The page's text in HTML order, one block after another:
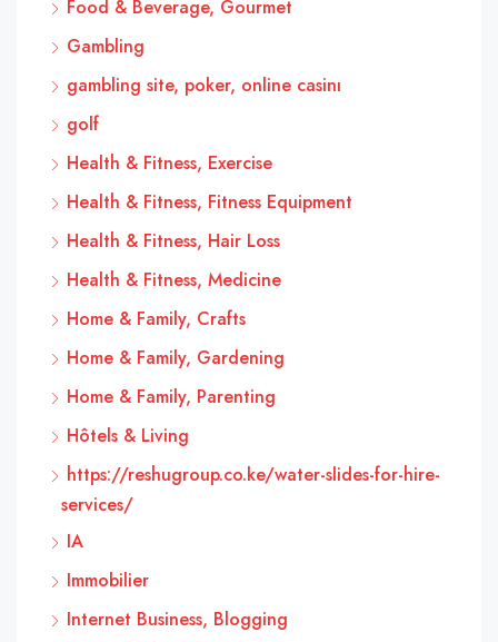
Food & Beverage, Gourmet
Gambling
gambling site, poker, online casinı
golf
Health & Fitness, Exercise
Health & Fitness, Fitness Equipment
Health & Fitness, Hair Loss
Health & Fitness, Medicine
Home & Family, Crafts
Home & Family, Gardening
Home & Family, Parenting
Hôtels & Living
https://reshugroup.co.ke/water-slides-for-hire-
services/
IA
Immobilier
Internet Business, Blogging